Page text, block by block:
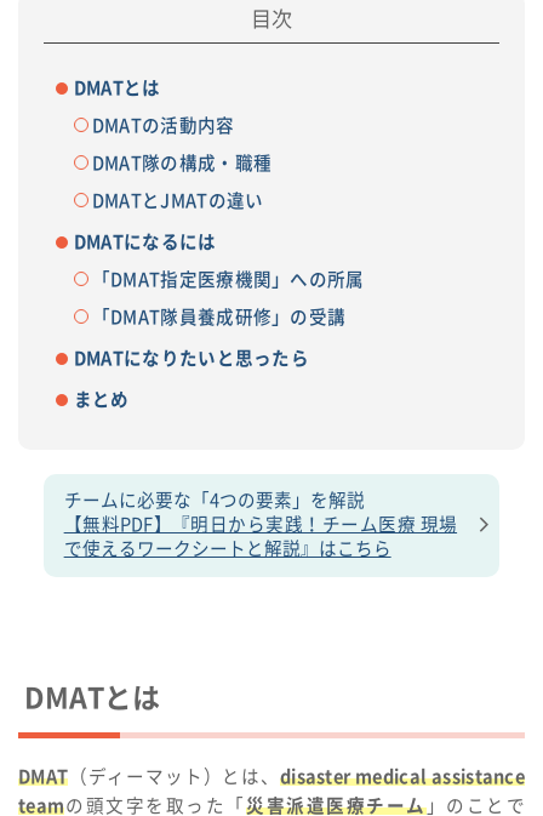
DMATとは
DMATの活動内容
DMAT隊の構成・職種
DMATとJMATの違い
DMATになるには
「DMAT指定医療機関」への所属
「DMAT隊員養成研修」の受講
DMATになりたいと思ったら
まとめ
チームに必要な「4つの要素」を解説
【無料PDF】『明日から実践！チーム医療 現場
で使えるワークシートと解説』はこちら
DMATとは
DMAT （ディーマット）とは、 disaster medical assistance
teamの頭文字を取った「災害派遣医療チーム」のことで